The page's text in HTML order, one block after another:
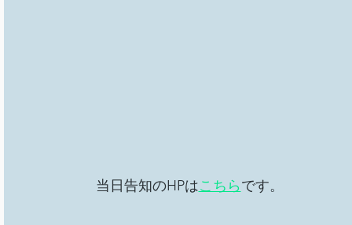
当日告知のHPはこちらです。